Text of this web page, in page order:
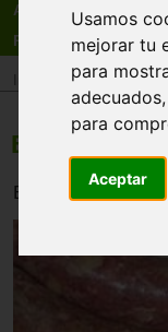
Usamos
mejorar tu
para
para
Aceptar
Actualidad
Registro
Recetas >
Butifarra
Butifarras con